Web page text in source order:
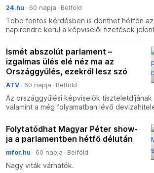
24.hu 60 napja Belföld
Több fontos kérdésben is dönthet hétfőn
napirendre kerül a képviselői fizetések
Ismét abszolút parlament –
izgalmas ülés elé néz ma az
Országgyűlés, ezekről lesz szó
ATV 60 napja Belföld
Az országgyűlési képviselők tiszteletdíjának
valamint a még folyamatban lévő
Folytatódhat Magyar Péter show-
ja a parlamentben hétfő délután
mfor.hu 60 napja Belföld
Nagy viták várhatók.